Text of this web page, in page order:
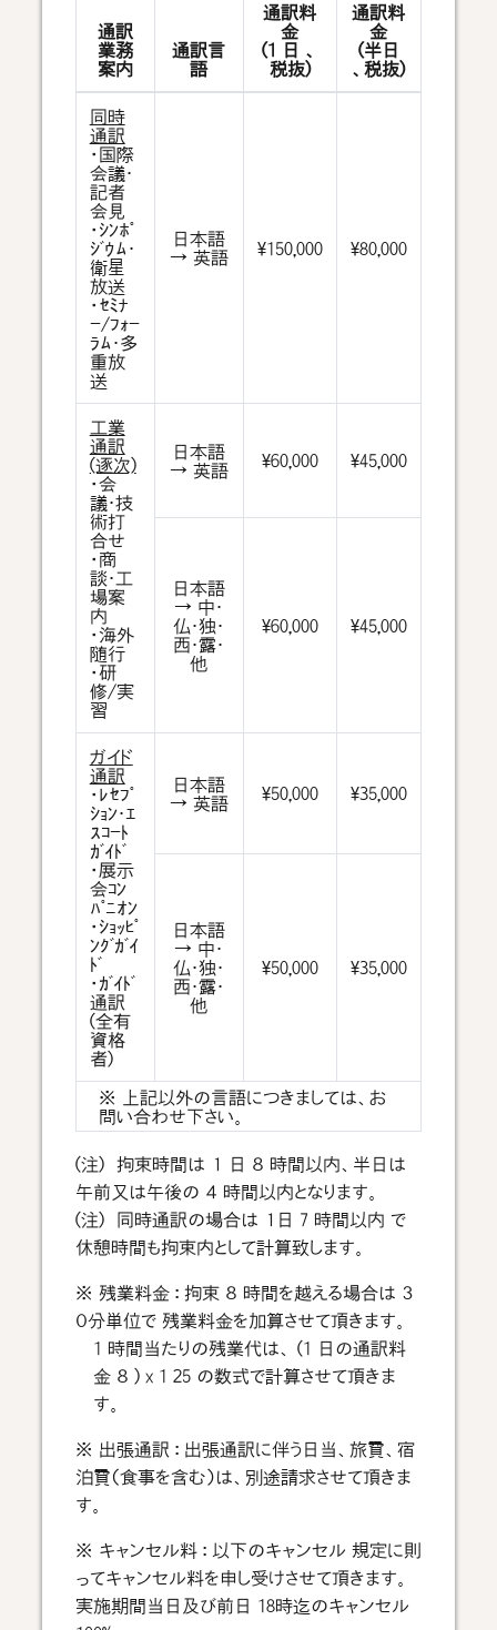
通訳
業務
案内
通訳言
語
通訳料
金
(1 日 、
税抜)
通訳料
金
(半日
、税抜)
同時
通訳
・国際
会議･
記者
会見
・ｼﾝﾎﾟ
ｼﾞｳﾑ･
衛星
放送
・ｾﾐﾅ
ｰ/ﾌｫｰ
ﾗﾑ･多
重放
送
日本語
→ 英語
¥150,000 ¥80,000
工業
通訳
(逐次)
・会
議･技
術打
合せ
・商
談･工
場案
内
・海外
随行
・研
修/実
習
日本語
→ 英語
¥60,000 ¥45,000
日本語
→ 中･
仏･独･
西･露･
他
¥60,000 ¥45,000
ガイド
通訳
・ﾚｾﾌﾟ
ｼｮﾝ･ｴ
ｽｺｰﾄ
ｶﾞｲﾄﾞ
・展示
会ｺﾝ
ﾊﾟﾆｵﾝ
・ｼｮｯﾋﾟ
ﾝｸﾞｶﾞｲ
ﾄﾞ
・ｶﾞｲﾄﾞ
通訳
(全有
資格
者)
日本語
→ 英語
¥50,000 ¥35,000
日本語
→ 中･
仏･独･
西･露･
他
¥50,000 ¥35,000
※ 上記以外の言語につきましては、お
問い合わせ下さい。
(注) 拘束時間は １ 日 ８ 時間以内、半日は
午前又は午後の ４ 時間以内となります。
(注) 同時通訳の場合は １日 7 時間以内 で
休憩時間も拘束内として計算致します。
※ 残業料金 : 拘束 ８ 時間を越える場合は ３
０分単位で 残業料金を加算させて頂きます。
1 時間当たりの残業代は、 (1 日の通訳料
金 ８ ) x 1 25 の数式で計算させて頂きま
す。
※ 出張通訳 : 出張通訳に伴う日当、旅費、宿
泊費（食事を含む）は、別途請求させて頂きま
す。
※ キャンセル料 : 以下のキャンセル 規定に則
ってキャンセル料を申し受けさせて頂きます。
実施期間当日及び前日 18時迄のキャンセル